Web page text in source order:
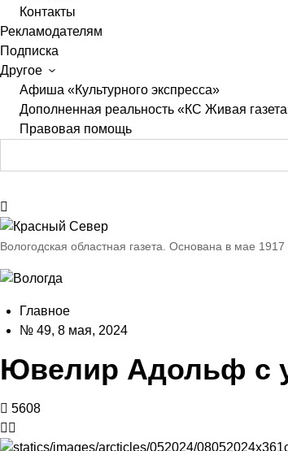
Контакты
Рекламодателям
Подписка
Другое
Афиша «Культурного экспресса»
Дополненная реальность «КС Живая
Правовая помощь
Вологодская областная газета. Основана в мае 1917
Главное
№ 49, 8 мая, 2024
Ювелир Адольф с
5608